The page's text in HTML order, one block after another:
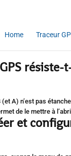
Home Traceur
résiste-
(et A) n’est pas
de le mettre à
et